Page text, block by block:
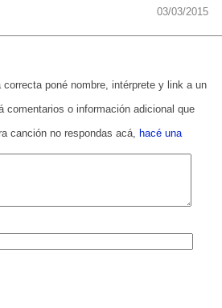
03/03/2015
poné nombre, intérprete y link a un
comentarios o información adicional que
canción no respondas acá, hacé una